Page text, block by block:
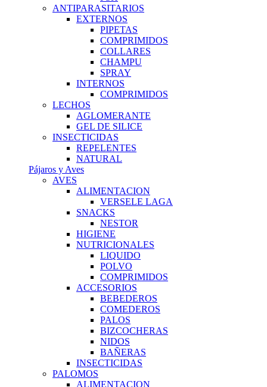
ANTIPARASITARIOS
EXTERNOS
PIPETAS
COMPRIMIDOS
COLLARES
CHAMPU
SPRAY
INTERNOS
COMPRIMIDOS
LECHOS
AGLOMERANTE
GEL DE SILICE
INSECTICIDAS
REPELENTES
NATURAL
Pájaros y Aves
AVES
ALIMENTACION
VERSELE LAGA
SNACKS
NESTOR
HIGIENE
NUTRICIONALES
LIQUIDO
POLVO
COMPRIMIDOS
ACCESORIOS
BEBEDEROS
COMEDEROS
PALOS
BIZCOCHERAS
NIDOS
BAÑERAS
INSECTICIDAS
PALOMOS
ALIMENTACION